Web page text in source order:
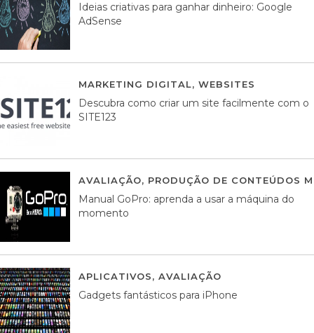
Ideias criativas para ganhar dinheiro: Google
AdSense
MARKETING DIGITAL, WEBSITES
Descubra como criar um site facilmente com o
SITE123
AVALIAÇÃO, PRODUÇÃO DE CONTEÚDOS
Manual GoPro: aprenda a usar a máquina do
momento
APLICATIVOS, AVALIAÇÃO
Gadgets fantásticos para iPhone